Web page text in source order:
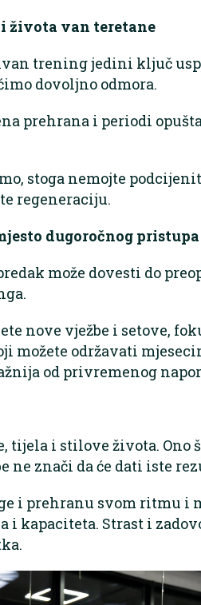
života van teretane
trening jedini ključ
dovoljno odmora.
prehrana i periodi
stoga nemojte
regeneraciju.
dugoročnog pristupa
može dovesti do
nove vježbe i setove,
možete održavati
od privremenog
tijela i stilove života. Ono
ne znači da će dati iste
i prehranu svom ritmu i
kapaciteta. Strast i